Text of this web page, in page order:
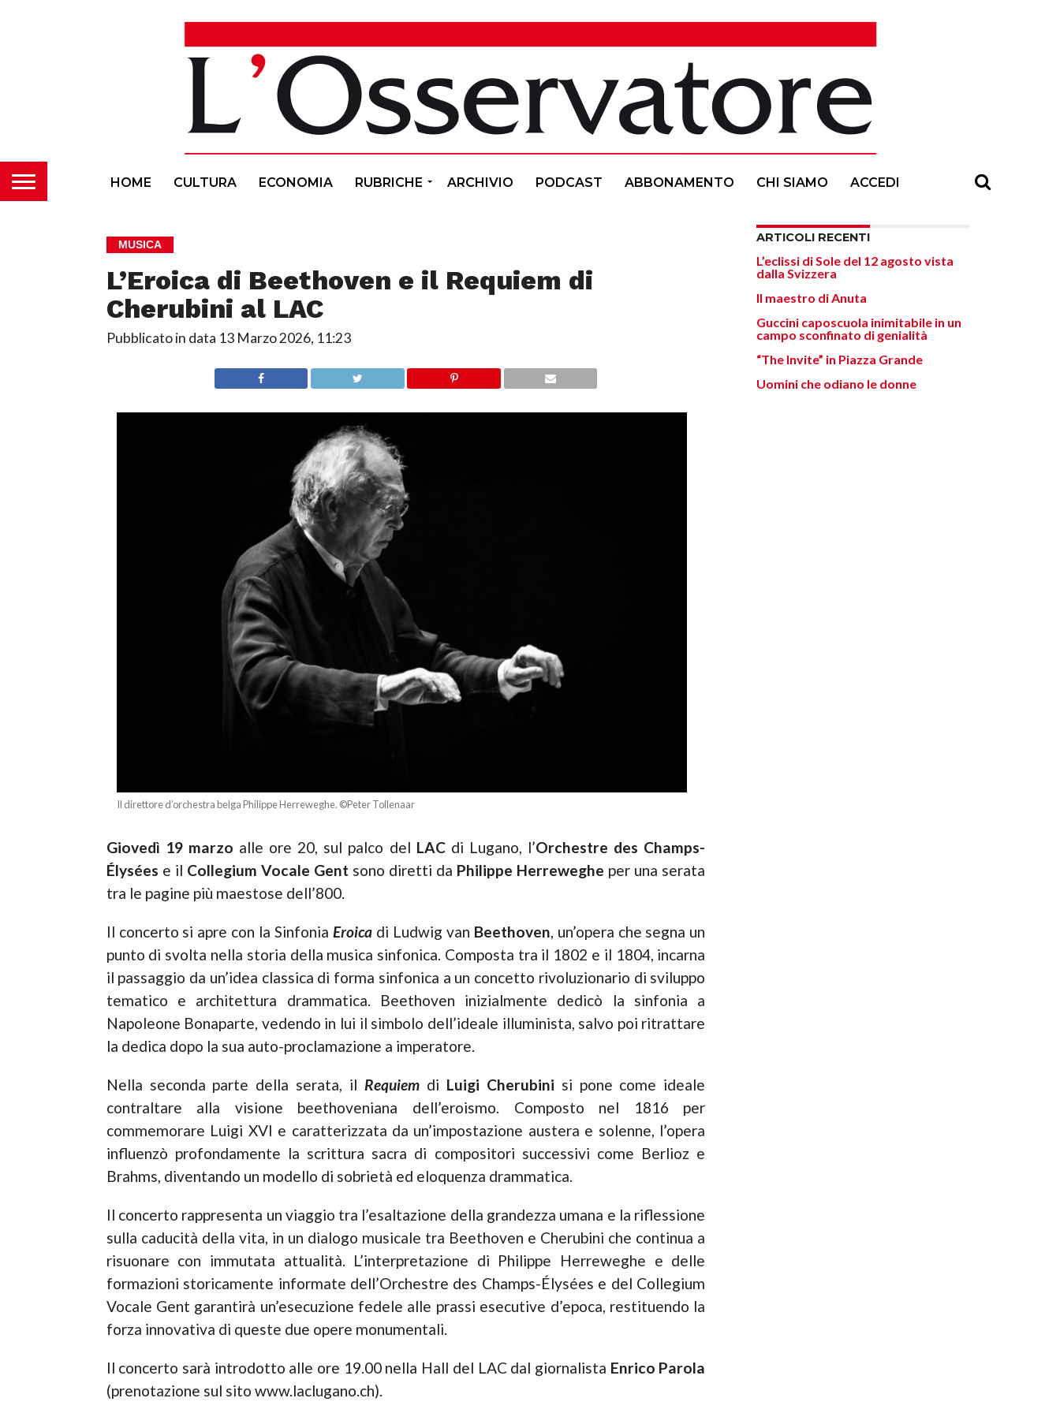
HOME CULTURA ECONOMIA RUBRICHE ARCHIVIO PODCAST ABBONAMENTO CHI SIAMO ACCEDI
MUSICA
L’Eroica di Beethoven e il Requiem di
Cherubini al LAC
Pubblicato in data 13 Marzo 2026, 11:23
Il direttore d’orchestra belga Philippe Herreweghe. ©Peter Tollenaar
Giovedì 19 marzo alle ore 20, sul palco del LACdi Lugano, l’Orchestre des Champs-
Élysées e il Collegium Vocale Gent sono diretti da Philippe Herreweghe per una serata
tra le pagine più maestose dell’800.
Il concerto si apre con la SinfoniaEroica di Ludwig van Beethoven, un’opera che segna un
punto di svolta nella storia della musica sinfonica. Composta tra il 1802 e il 1804, incarna
il passaggio da un’idea classica di forma sinfonica a un concetto rivoluzionario di sviluppo
tematico e architettura drammatica. Beethoven inizialmente dedicò la sinfonia a
Napoleone Bonaparte, vedendo in lui il simbolo dell’ideale illuminista, salvo poi ritrattare
la dedica dopo la sua auto-proclamazione a imperatore.
Nella seconda parte della serata, il Requiem di Luigi Cherubini si pone come ideale
contraltare alla visione beethoveniana dell’eroismo. Composto nel 1816 per
commemorare Luigi XVI e caratterizzata da un’impostazione austera e solenne, l’opera
influenzò profondamente la scrittura sacra di compositori successivi come Berlioz e
Brahms, diventando un modello di sobrietà ed eloquenza drammatica.
Il concerto rappresenta un viaggio tra l’esaltazione della grandezza umana e la riflessione
sulla caducità della vita, in un dialogo musicale tra Beethoven e Cherubini che continua a
risuonare con immutata attualità. L’interpretazione di Philippe Herreweghe e delle
formazioni storicamente informate dell’Orchestre des Champs-Élysées e del Collegium
Vocale Gent garantirà un’esecuzione fedele alle prassi esecutive d’epoca, restituendo la
forza innovativa di queste due opere monumentali.
Il concerto sarà introdotto alle ore 19.00 nella Hall del LAC dal giornalista Enrico Parola
(prenotazione sul sito www.laclugano.ch).
ARTICOLI RECENTI
L’eclissi di Sole del 12 agosto vista
dalla Svizzera
Il maestro di Anuta
Guccini caposcuola inimitabile in un
campo sconfinato di genialità
“The Invite” in Piazza Grande
Uomini che odiano le donne